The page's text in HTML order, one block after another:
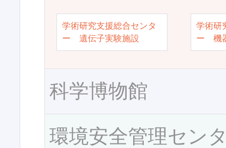
学術研究支援総合センタ
ー 遺伝子実験施設
学術研
ー 機
科学博物館
環境安全管理セン